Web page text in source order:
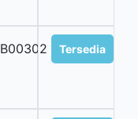
B00302 Tersedia